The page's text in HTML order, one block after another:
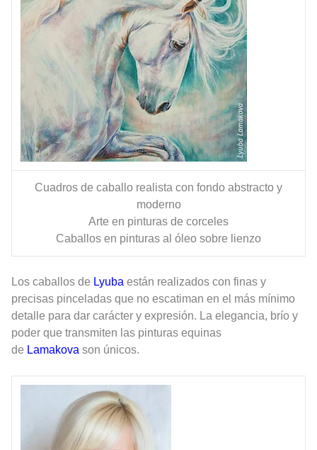
Cuadros de caballo realista con fondo abstracto y
moderno
Arte en pinturas de corceles
Caballos en pinturas al óleo sobre lienzo
Los caballos de Lyuba están realizados con finas y
precisas pinceladas que no escatiman en el más mínimo
detalle para dar carácter y expresión. La elegancia, brío y
poder que transmiten las pinturas equinas
de Lamakova son únicos.